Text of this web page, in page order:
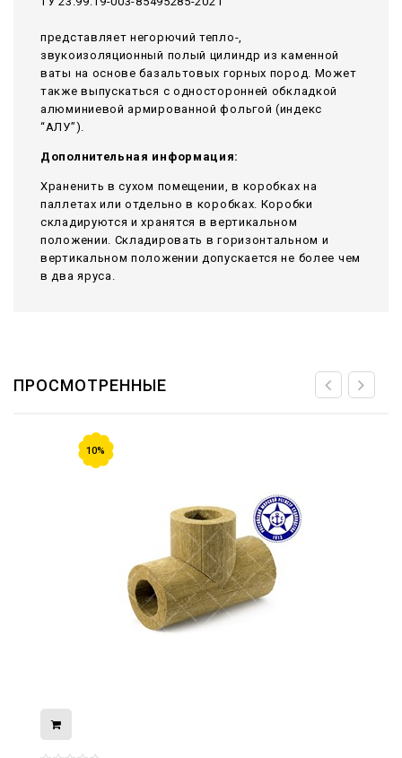
представляет негорючий тепло-,
звукоизоляционный полый цилиндр из каменной
ваты на основе базальтовых горных пород. Может
также выпускаться с односторонней обкладкой
алюминиевой армированной фольгой (индекс
“АЛУ”).
Дополнительная информация:
Храненить в сухом помещении, в коробках на
паллетах или отдельно в коробках. Коробки
складируются и хранятся в вертикальном
положении. Складировать в горизонтальном и
вертикальном положении допускается не более чем
в два яруса.
ПРОСМОТРЕННЫЕ
10%